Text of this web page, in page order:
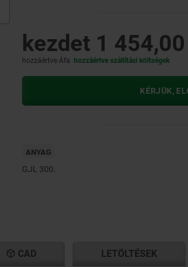
kezdet 1
hozzáértve Áfa hozzáértve szállítási költségek
KÉRJÜK,
ANYAG
GJL 300.
CAD LETÖLTÉSEK